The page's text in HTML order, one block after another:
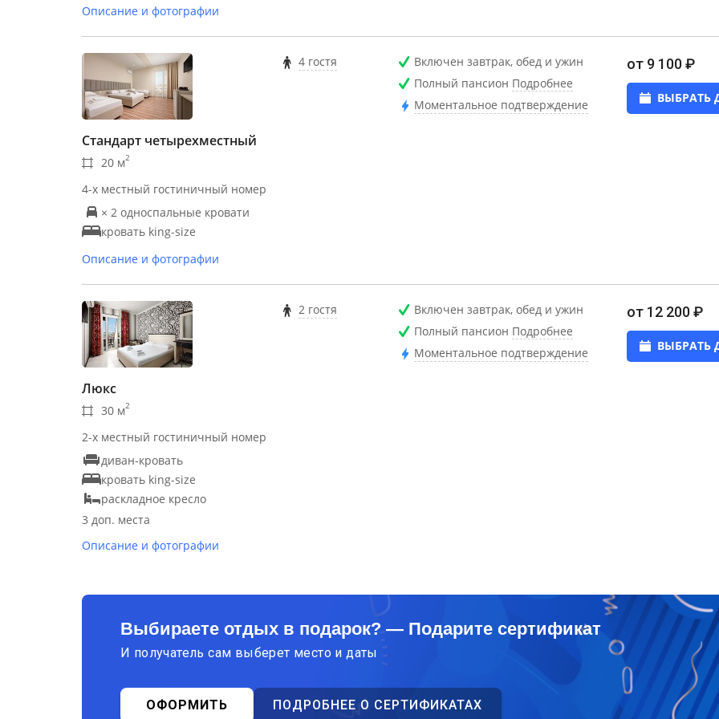
Описание и фотографии
Стандарт четырехместный
20 м2
4-х местный гостиничный номер
× 2 односпальные кровати
кровать king-size
Описание и фотографии
4 гостя
Включен завтрак, обед и ужин
Полный пансион Подробнее
Моментальное подтверждение
от 9 100 ₽
ВЫБРАТЬ
Люкс
30 м2
2-х местный гостиничный номер
диван-кровать
кровать king-size
раскладное кресло
3 доп. места
Описание и фотографии
2 гостя
Включен завтрак, обед и ужин
Полный пансион Подробнее
Моментальное подтверждение
от 12 200 ₽
ВЫБРАТЬ
Выбираете отдых в подарок? — Подарите сертификат
И получатель сам выберет место и даты
ОФОРМИТЬ ПОДРОБНЕЕ О СЕРТИФИКАТАХ